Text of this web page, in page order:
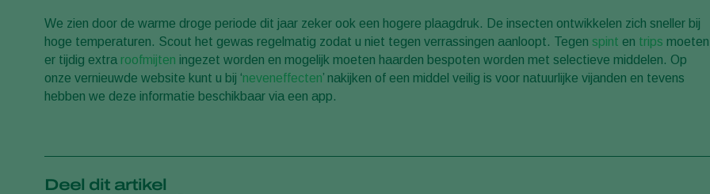
We zien door de warme droge periode dit jaar zeker ook een hogere plaagdruk. De insecten ontwikkelen zich sneller bij
hoge temperaturen. Scout het gewas regelmatig zodat u niet tegen verrassingen aanloopt. Tegen spint en trips moeten
er tijdig extra roofmijten ingezet worden en mogelijk moeten haarden bespoten worden met selectieve middelen. Op
onze vernieuwde website kunt u bij ‘neveneffecten’ nakijken of een middel veilig is voor natuurlijke vijanden en tevens
hebben we deze informatie beschikbaar via een app.
Deel dit artikel